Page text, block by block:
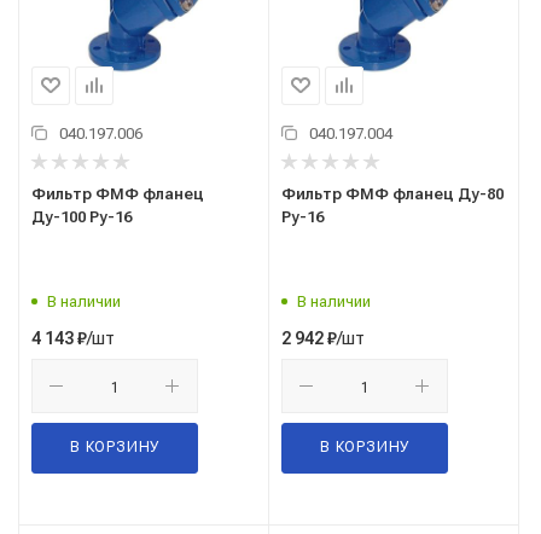
040.197.006
Фильтр ФМФ фланец
Ду-100 Ру-16
В наличии
4 143₽/шт
В КОРЗИНУ
040.197.004
Фильтр ФМФ фланец Ду-80
Ру-16
В наличии
2 942₽/шт
В КОРЗИНУ